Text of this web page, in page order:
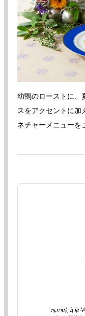
幼鴨のローストに、
スをアクセントに加
ネチャーメニューを